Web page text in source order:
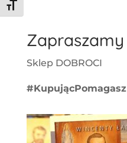
Toggle Font size
Zapraszamy
Sklep DOBROCI
#KupującPomagasz